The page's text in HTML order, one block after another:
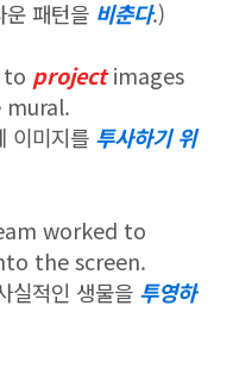
운 패턴을 비춘다.)
to projectimages
이미지를 투사하기 위
worked to
the screen.
실적인 생물을 투영하